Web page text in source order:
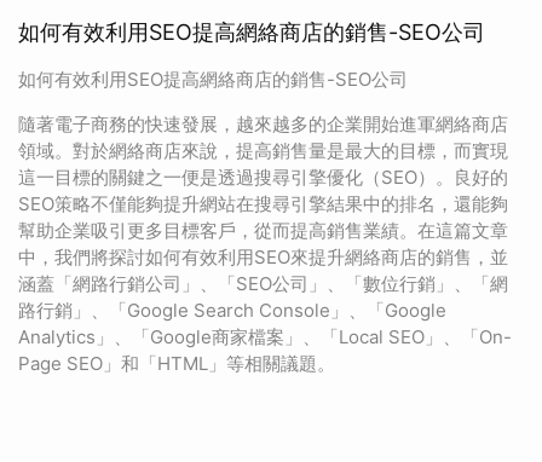
如何有效利用SEO提高網絡商店的銷售-SEO公司
如何有效利用SEO提高網絡商店的銷售-SEO公司
隨著電子商務的快速發展，越來越多的企業開始進軍網絡商店
領域。對於網絡商店來說，提高銷售量是最大的目標，而實現
這一目標的關鍵之一便是透過搜尋引擎優化（SEO）。良好的
SEO策略不僅能夠提升網站在搜尋引擎結果中的排名，還能夠
幫助企業吸引更多目標客戶，從而提高銷售業績。在這篇文章
中，我們將探討如何有效利用SEO來提升網絡商店的銷售，並
涵蓋「網路行銷公司」、「SEO公司」、「數位行銷」、「網
路行銷」、「Google Search Console」、「Google
Analytics」、「Google商家檔案」、「Local SEO」、「On-
Page SEO」和「HTML」等相關議題。